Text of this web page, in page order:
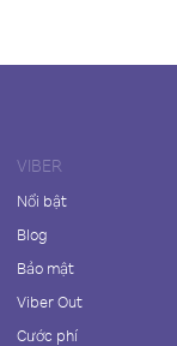
VIBER
Nổi bật
Blog
Bảo mật
Viber Out
Cước phí